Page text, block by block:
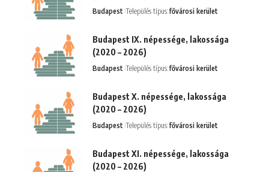
Budapest Település típus:fővárosi kerület
Budapest IX. népessége, lakossága
(2020 – 2026)
Budapest Település típus:fővárosi kerület
Budapest X. népessége, lakossága
(2020 – 2026)
Budapest Település típus:fővárosi kerület
Budapest XI. népessége, lakossága
(2020 – 2026)